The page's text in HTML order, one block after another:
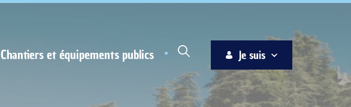
Chantiers et équipements publics Je suis
Habitant